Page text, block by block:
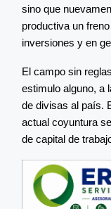
sino que
productiva un
inversiones y en
El campo sin
estimulo alguno, a
de divisas al país.
actual coyuntura
de capital de